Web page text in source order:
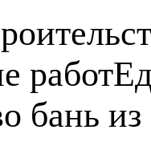
работ
бань